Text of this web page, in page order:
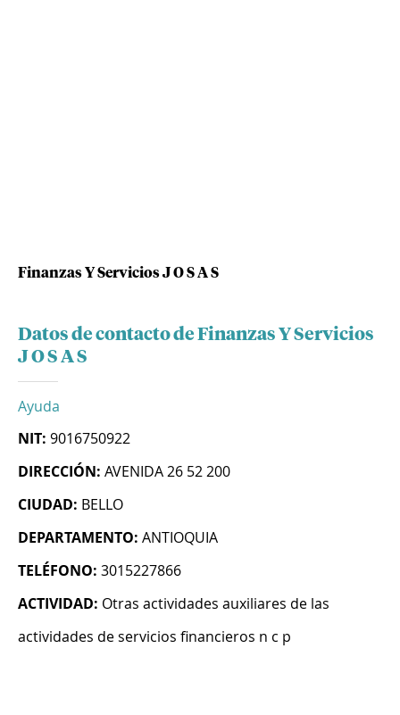
Finanzas Y Servicios J O S A S
Datos de contacto de Finanzas Y Servicios
J O S A S
Ayuda
NIT: 9016750922
DIRECCIÓN: AVENIDA 26 52 200
CIUDAD: BELLO
DEPARTAMENTO: ANTIOQUIA
TELÉFONO: 3015227866
ACTIVIDAD: Otras actividades auxiliares de las
actividades de servicios financieros n c p